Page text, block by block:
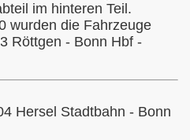
im hinteren Teil.
wurden die Fahrzeuge
Röttgen - Bonn Hbf -
Hersel Stadtbahn - Bonn